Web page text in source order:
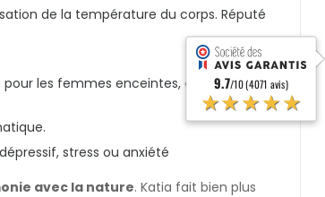
de la température du corps. Réputé
les femmes enceintes, car facilite
stress ou anxiété
avec la nature. Katia fait bien plus
9.7/10 (4071 avis)
★★★★★